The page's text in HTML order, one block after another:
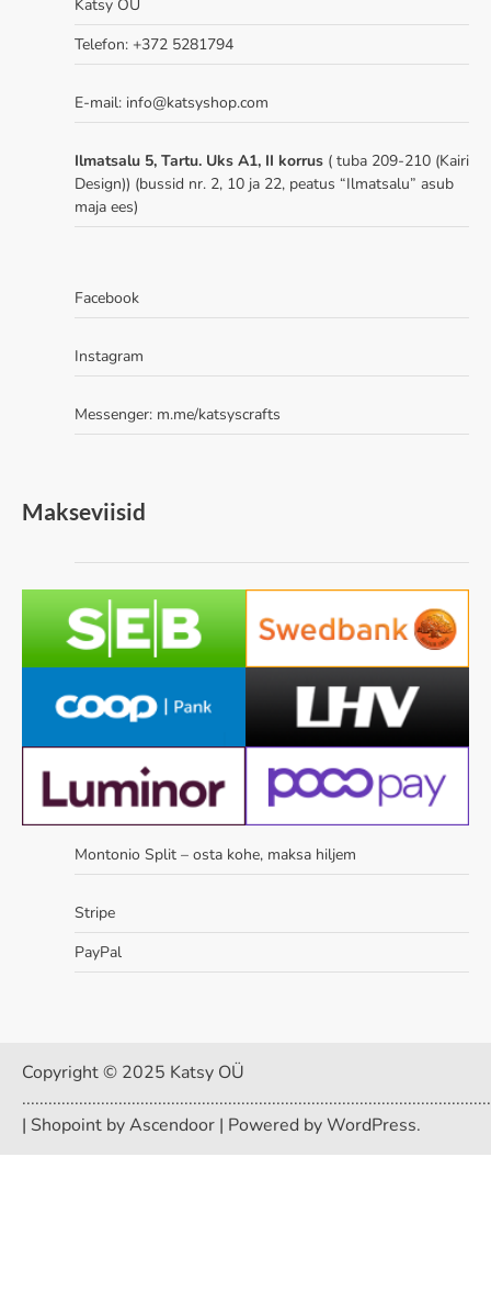
Katsy OÜ
Telefon: +372 5281794
E-mail: info@katsyshop.com
Ilmatsalu 5, Tartu. Uks A1, II korrus ( tuba 209-210 (Kairi
Design)) (bussid nr. 2, 10 ja 22, peatus “Ilmatsalu” asub
maja ees)
Facebook
Instagram
Messenger: m.me/katsyscrafts
Makseviisid
Montonio Split – osta kohe, maksa hiljem
Stripe
PayPal
Copyright © 2025 Katsy OÜ
| Shopoint byAscendoor | Powered byWordPress.